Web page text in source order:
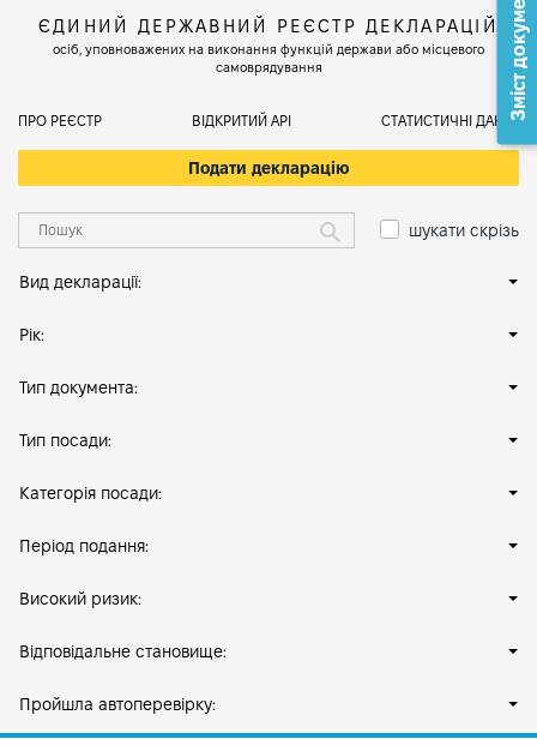
ЄДИНИЙ ДЕРЖАВНИЙ РЕЄСТР ДЕКЛАРАЦІЙ
осіб, уповноважених на виконання функцій держави або місцевого
самоврядування
ПРО РЕЄСТР ВІДКРИТИЙ АРІ СТАТИСТИЧНІ ДАНІ
Подати декларацію
шукати скрізь
Вид декларації:
Рік:
Тип документа:
Тип посади:
Категорія посади:
Період подання:
Високий ризик:
Відповідальне становище:
Пройшла автоперевірку:
Зміст документа